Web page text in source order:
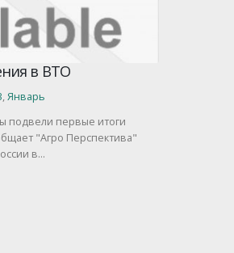
в ВТО
,Январь
подвели первые итоги
"Агро Перспектива"
в...